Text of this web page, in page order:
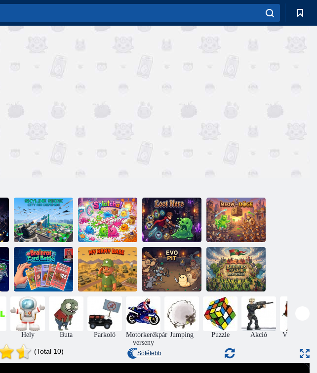
Skyline Siege
City légvédelem
Splatcha! Loot Hero Miau vs Doge
Brainrot
kártyacsata
Az én
hadseregbázisom
Evo Pit
Banners of War
Last Stand
Hely Buta Parkoló
Motorkerékpár
verseny
Jumping Puzzle Akció
Védelme a
(Total 10) Sötétebb